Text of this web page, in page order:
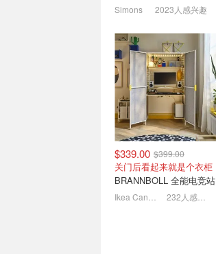
Lysol 马桶清洁剂 710mL
芒果木槿花香 留香高级
$3.77
$4.99
Simons 2023人感兴趣
$339.00 $399.00
关门后看起来就是个衣柜
BRANNBOLL 全能电竞站